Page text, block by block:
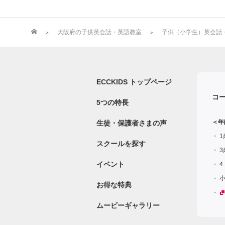
大阪府の子供英会話・英語教室 子供（小学生）英会話
ECCKIDS トップページ
5つの特長
生徒・保護者さまの声
スクールを探す
イベント
お得な特典
ムービーギャラリー
コ
＜
1
3
4